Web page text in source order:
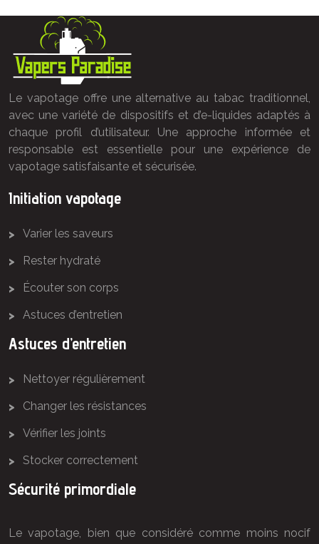
Le vapotage offre une alternative au tabac traditionnel,
avec une variété de dispositifs et d’e-liquides adaptés à
chaque profil d’utilisateur. Une approche informée et
responsable est essentielle pour une expérience de
vapotage satisfaisante et sécurisée.
Initiation vapotage
Varier les saveurs
Rester hydraté
Écouter son corps
Astuces d’entretien
Astuces d’entretien
Nettoyer régulièrement
Changer les résistances
Vérifier les joints
Stocker correctement
Sécurité primordiale
Le vapotage, bien que considéré comme moins nocif